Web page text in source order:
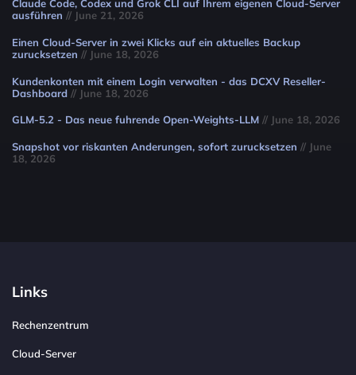
Claude Code, Codex und Grok CLI auf Ihrem eigenen Cloud-Server
ausführen // June 21, 2026
Einen Cloud-Server in zwei Klicks auf ein aktuelles Backup
zurucksetzen // June 18, 2026
Kundenkonten mit einem Login verwalten - das DCXV Reseller-
Dashboard // June 18, 2026
GLM-5.2 - Das neue fuhrende Open-Weights-LLM // June 18, 2026
Snapshot vor riskanten Anderungen, sofort zurucksetzen // June
18, 2026
Links
Rechenzentrum
Cloud-Server